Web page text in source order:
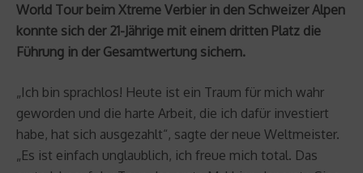
World Tour beim Xtreme Verbier in den Schweizer Alpen
konnte sich der 21-Jährige mit einem dritten Platz die
Führung in der Gesamtwertung sichern.
„Ich bin sprachlos! Heute ist ein Traum für mich wahr
geworden und die harte Arbeit, die ich dafür investiert
habe, hat sich ausgezahlt“, sagte der neue Weltmeister.
„Es ist einfach unglaublich, ich freue mich total. Das